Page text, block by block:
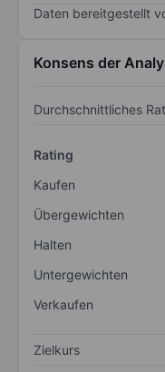
Daten bereitgestellt
Konsens der
Durchschnittliches
Rating
Kaufen
Übergewichten
Halten
Untergewichten
Verkaufen
Zielkurs